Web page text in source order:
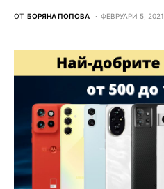
ОТ БОРЯНА ПОПОВА ФЕВРУАРИ 5, 2021